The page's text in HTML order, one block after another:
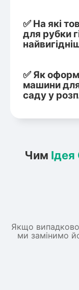
✅ На які
для рубки
✅ Як
машини для
саду у
Чим
Якщо
ми замінимо